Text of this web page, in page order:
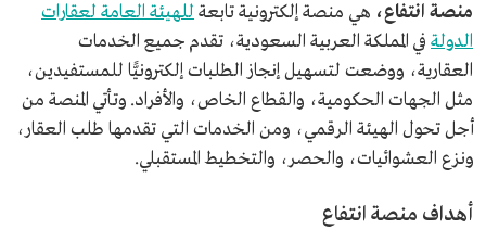
منصة انتفاع، هي منصة إلكترونية تابعة للهيئة العامة لعقارات
الدولة في المملكة العربية السعودية، تقدم جميع الخدمات
العقارية، ووضعت لتسهيل إنجاز الطلبات إلكترونيًّا للمستفيدين،
مثل الجهات الحكومية، والقطاع الخاص، والأفراد. وتأتي المنصة من
أجل تحول الهيئة الرقمي، ومن الخدمات التي تقدمها طلب العقار،
ونزع العشوائيات، والحصر، والتخطيط المستقبلي.
أهداف منصة انتفاع